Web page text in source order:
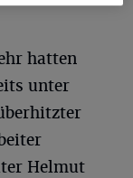
hatten
unter
Helmut